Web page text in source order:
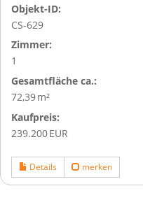
Objekt-ID:
CS-629
Zimmer:
1
Gesamtfläche ca.:
72,39 m²
Kaufpreis:
239.200 EUR
Details merken